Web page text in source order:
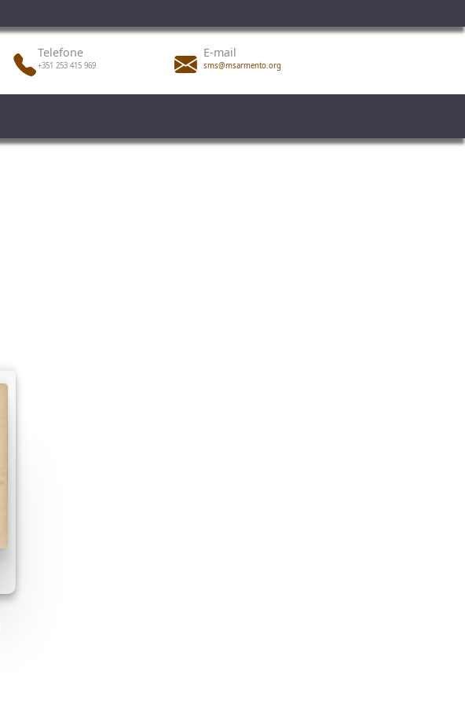
Telefone
+351 253 415 969
E-mail
sms@msarmento.org